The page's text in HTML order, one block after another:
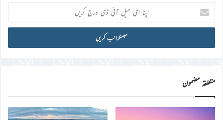
اپنا
ای
میل
ڈی
درج
کریں
متعلقہ مضمون